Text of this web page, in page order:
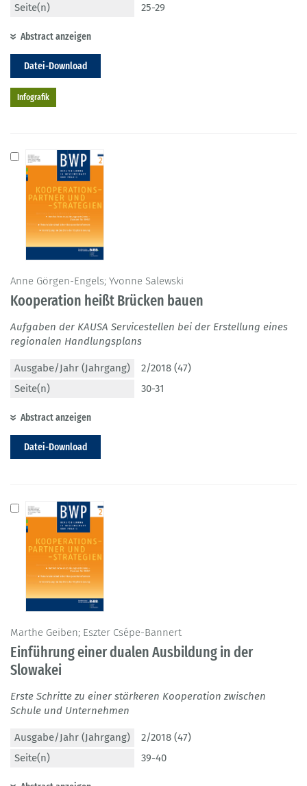
Seite(n)
25-29
Abstract anzeigen
Datei-Download
Infografik
Anne Görgen-Engels; Yvonne Salewski
Kooperation heißt Brücken bauen
Aufgaben der KAUSA Servicestellen bei der Erstellung eines
regionalen Handlungsplans
Ausgabe/Jahr (Jahrgang)
2/2018 (47)
Seite(n)
30-31
Abstract anzeigen
Datei-Download
Marthe Geiben; Eszter Csépe-Bannert
Einführung einer dualen Ausbildung in der
Slowakei
Erste Schritte zu einer stärkeren Kooperation zwischen
Schule und Unternehmen
Ausgabe/Jahr (Jahrgang)
2/2018 (47)
Seite(n)
39-40